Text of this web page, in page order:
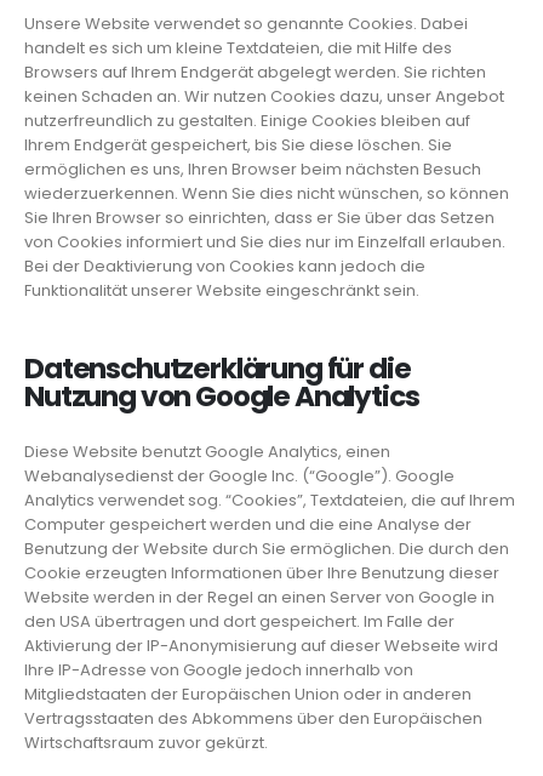
Unsere Website verwendet so genannte Cookies. Dabei
handelt es sich um kleine Textdateien, die mit Hilfe des
Browsers auf Ihrem Endgerät abgelegt werden. Sie richten
keinen Schaden an. Wir nutzen Cookies dazu, unser Angebot
nutzerfreundlich zu gestalten. Einige Cookies bleiben auf
Ihrem Endgerät gespeichert, bis Sie diese löschen. Sie
ermöglichen es uns, Ihren Browser beim nächsten Besuch
wiederzuerkennen. Wenn Sie dies nicht wünschen, so können
Sie Ihren Browser so einrichten, dass er Sie über das Setzen
von Cookies informiert und Sie dies nur im Einzelfall erlauben.
Bei der Deaktivierung von Cookies kann jedoch die
Funktionalität unserer Website eingeschränkt sein.
Datenschutzerklärung für die
Nutzung von Google Analytics
Diese Website benutzt Google Analytics, einen
Webanalysedienst der Google Inc. (“Google”). Google
Analytics verwendet sog. “Cookies”, Textdateien, die auf Ihrem
Computer gespeichert werden und die eine Analyse der
Benutzung der Website durch Sie ermöglichen. Die durch den
Cookie erzeugten Informationen über Ihre Benutzung dieser
Website werden in der Regel an einen Server von Google in
den USA übertragen und dort gespeichert. Im Falle der
Aktivierung der IP-Anonymisierung auf dieser Webseite wird
Ihre IP-Adresse von Google jedoch innerhalb von
Mitgliedstaaten der Europäischen Union oder in anderen
Vertragsstaaten des Abkommens über den Europäischen
Wirtschaftsraum zuvor gekürzt.